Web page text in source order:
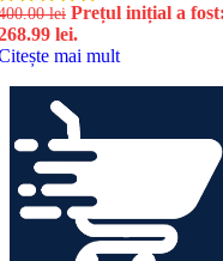
lei Prețul inițial a
lei.
mai mult